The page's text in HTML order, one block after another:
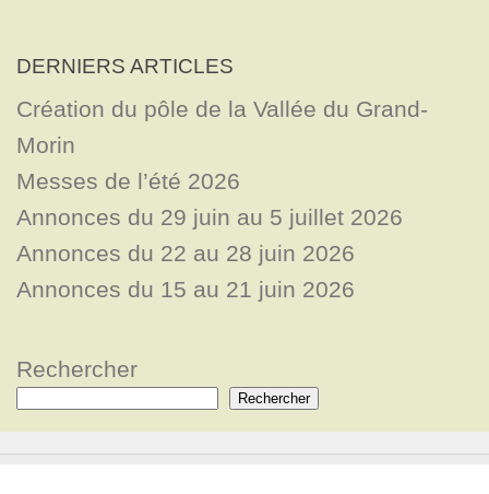
DERNIERS ARTICLES
Création du pôle de la Vallée du Grand-
Morin
Messes de l’été 2026
Annonces du 29 juin au 5 juillet 2026
Annonces du 22 au 28 juin 2026
Annonces du 15 au 21 juin 2026
Rechercher
Rechercher